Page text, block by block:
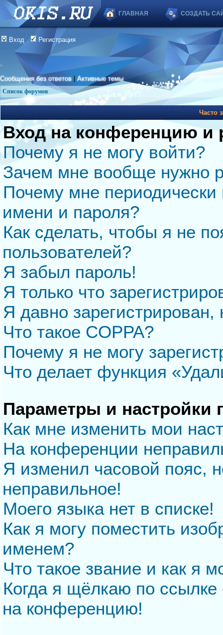
ГЛАВНАЯ СОЗДАТЬ
Вход Регистрация
Сообщения без ответов |Активные темы
Список форумов
Часто
Вход на конференцию и
Почему я не могу войти?
Зачем мне вообще нужно
Почему мне периодически
имени и пароля?
Как сделать, чтобы я не
пользователей?
Я забыл пароль!
Я только что
Я давно
Что такое COPPA?
Почему я не могу
Что делает функция
Параметры и настройки
Как мне изменить мои
На конференции
Я изменил часовой пояс,
неправильное!
Моего языка нет в списке!
Как я могу поместить
именем?
Что такое звание и как я
Когда я щёлкаю по
на конференцию!